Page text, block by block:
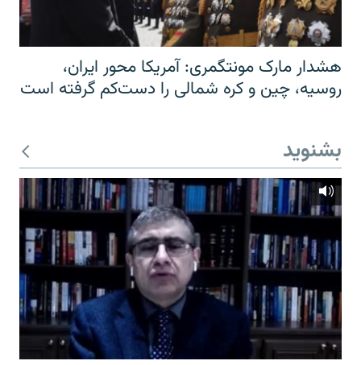
هشدار مارک مونتگمری: آمریکا محور ایران،
روسیه، چین و کره شمالی را دست‌کم گرفته است
بشنوید